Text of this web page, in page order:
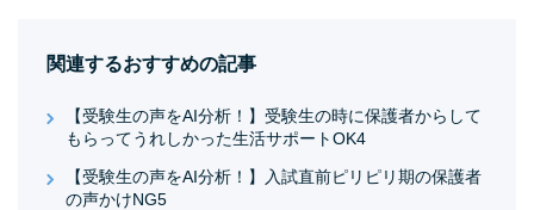
関連するおすすめの記事
【受験生の声をAI分析！】受験生の時に保護者からして
もらってうれしかった生活サポートOK4
【受験生の声をAI分析！】入試直前ピリピリ期の保護者
の声かけNG5